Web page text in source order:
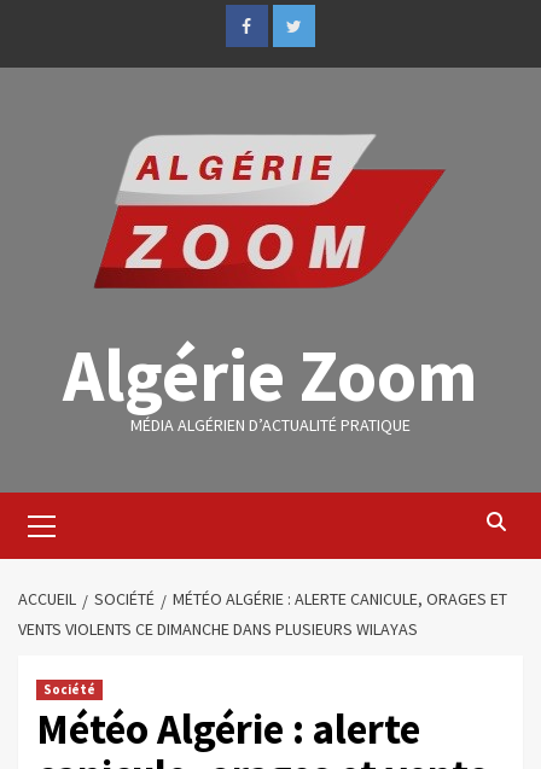
Algérie Zoom
MÉDIA ALGÉRIEN D’ACTUALITÉ PRATIQUE
ACCUEIL SOCIÉTÉ
MÉTÉO ALGÉRIE : ALERTE CANICULE, ORAGES ET
VENTS VIOLENTS CE DIMANCHE DANS PLUSIEURS WILAYAS
Société
Météo Algérie : alerte